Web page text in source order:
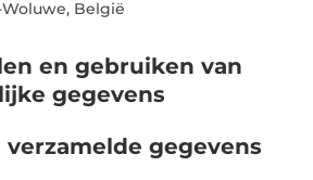
België
en gebruiken van
gegevens
verzamelde gegevens